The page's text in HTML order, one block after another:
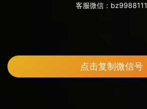
客服微信： bz9988111
点击复制微信号